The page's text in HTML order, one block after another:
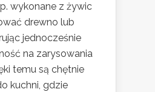
wykonane z żywic
drewno lub
jednocześnie
na zarysowania
temu są chętnie
kuchni, gdzie